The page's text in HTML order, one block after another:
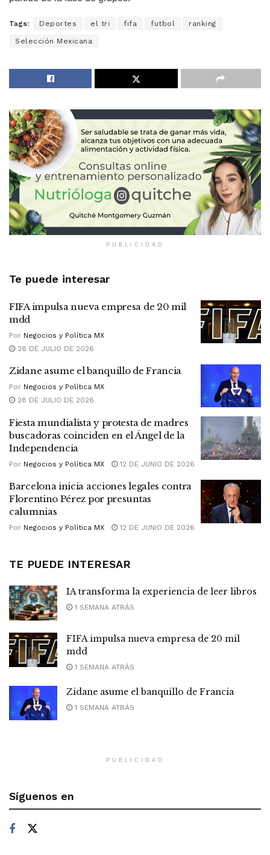
Tags: Deportes el tri fifa futbol ranking
Selección Mexicana
PUBLICIDAD
Te puede interesar
FIFA impulsa nueva empresa de 20 mil
mdd
Por Negocios y Política MX
28 DE JULIO DE 2026
Zidane asume el banquillo de Francia
Por Negocios y Política MX
28 DE JULIO DE 2026
Fiesta mundialista y protesta de madres
buscadoras coinciden en el Ángel de la
Independencia
Por Negocios y Política MX 12 DE JUNIO DE 2026
Barcelona inicia acciones legales contra
Florentino Pérez por presuntas
calumnias
Por Negocios y Política MX 12 DE JUNIO DE 2026
TE PUEDE INTERESAR
IA transforma la experiencia de leer libros
1 SEMANA ATRÁS
FIFA impulsa nueva empresa de 20 mil
mdd
1 SEMANA ATRÁS
Zidane asume el banquillo de Francia
1 SEMANA ATRÁS
PUBLICIDAD
Síguenos en